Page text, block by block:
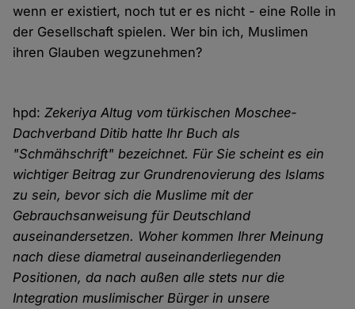
wenn er existiert, noch tut er es nicht - eine Rolle in
der Gesellschaft spielen. Wer bin ich, Muslimen
ihren Glauben wegzunehmen?
hpd:Zekeriya Altug vom türkischen Moschee-
Dachverband Ditib hatte Ihr Buch als
"Schmähschrift" bezeichnet. Für Sie scheint es ein
wichtiger Beitrag zur Grundrenovierung des Islams
zu sein, bevor sich die Muslime mit der
Gebrauchsanweisung für Deutschland
auseinandersetzen. Woher kommen Ihrer Meinung
nach diese diametral auseinanderliegenden
Positionen, da nach außen alle stets nur die
Integration muslimischer Bürger in unsere